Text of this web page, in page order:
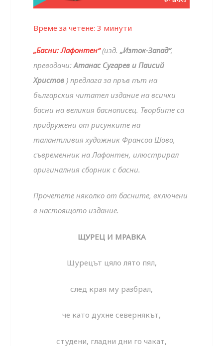
Време за четене:3 минути
„Басни: Лафонтен“(изд.„Изток-Запад“,
преводачи:Атанас Сугарев и Паисий
Христов ) предлага за пръв път на
българския читател издание на всички
басни на великия баснописец. Творбите са
придружени от рисунките на
талантливия художник Франсоа Шово,
съвременник на Лафонтен, илюстрирал
оригиналния сборник с басни.
Прочетете няколко от басните, включени
в настоящото издание.
ЩУРЕЦ И МРАВКА
Щурецът цяло лято пял,
след края му разбрал,
че като духне севернякът,
студени, гладни дни го чакат,